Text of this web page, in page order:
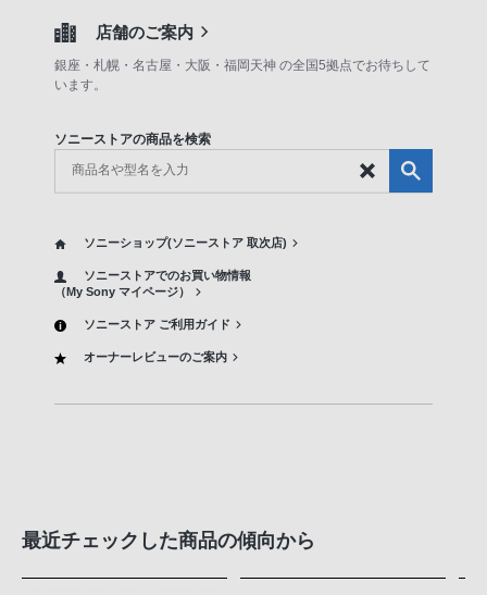
店舗のご案内
銀座・札幌・名古屋・大阪・福岡天神 の全国5拠点でお待ちして
います。
ソニーストアの商品を検索
ソニーショップ(ソニーストア 取次店)
ソニーストアでのお買い物情報
（My Sony マイページ）
ソニーストア ご利用ガイド
オーナーレビューのご案内
最近チェックした商品の傾向から